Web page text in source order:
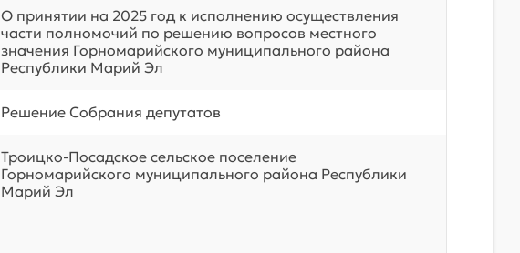
О принятии на 2025 год к исполнению осуществления
части полномочий по решению вопросов местного
значения Горномарийского муниципального района
Республики Марий Эл
Решение Собрания депутатов
Троицко-Посадское сельское поселение
Горномарийского муниципального района Республики
Марий Эл